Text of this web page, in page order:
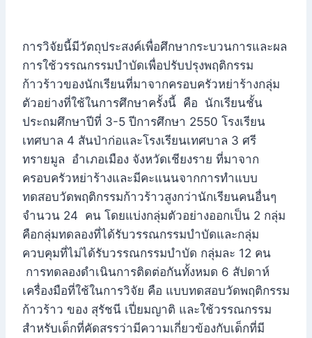
การวิจัยนี้มีวัตถุประสงค์เพื่อศึกษากระบวนการและผล
การใช้วรรณกรรมบำบัดเพื่อปรับปรุงพฤติกรรม
ก้าวร้าวของนักเรียนที่มาจากครอบครัวหย่าร้างกลุ่ม
ตัวอย่างที่ใช้ในการศึกษาครั้งนี้ คือ นักเรียนชั้น
ประถมศึกษาปีที่ 3-5 ปีการศึกษา 2550 โรงเรียน
เทศบาล 4 สันป่าก่อและโรงเรียนเทศบาล 3 ศรี
ทรายมูล อำเภอเมือง จังหวัดเชียงราย ที่มาจาก
ครอบครัวหย่าร้างและมีคะแนนจากการทำแบบ
ทดสอบวัดพฤติกรรมก้าวร้าวสูงกว่านักเรียนคนอื่นๆ
จำนวน 24 คน โดยแบ่งกลุ่มตัวอย่างออกเป็น 2 กลุ่ม
คือกลุ่มทดลองที่ได้รับวรรณกรรมบำบัดและกลุ่ม
ควบคุมที่ไม่ได้รับวรรณกรรมบำบัด กลุ่มละ 12 คน
การทดลองดำเนินการติดต่อกันทั้งหมด 6 สัปดาห์
เครื่องมือที่ใช้ในการวิจัย คือ แบบทดสอบวัดพฤติกรรม
ก้าวร้าว ของ สุรัชนี เปี่ยมญาติ และใช้วรรณกรรม
สำหรับเด็กที่คัดสรรว่ามีความเกี่ยวข้องกับเด็กที่มี